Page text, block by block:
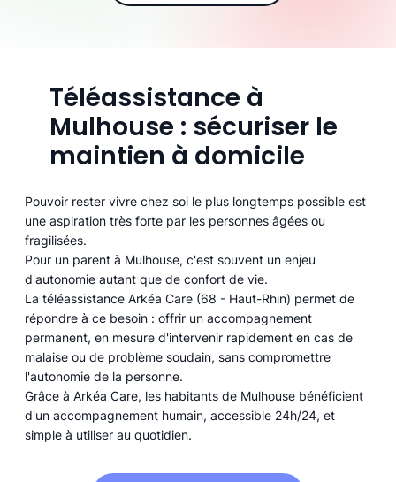
Téléassistance à
Mulhouse : sécuriser le
maintien à domicile
Pouvoir rester vivre chez soi le plus longtemps possible est
une aspiration très forte par les personnes âgées ou
fragilisées.
Pour un parent à Mulhouse, c'est souvent un enjeu
d'autonomie autant que de confort de vie.
La téléassistance Arkéa Care (68 - Haut-Rhin) permet de
répondre à ce besoin : offrir un accompagnement
permanent, en mesure d'intervenir rapidement en cas de
malaise ou de problème soudain, sans compromettre
l'autonomie de la personne.
Grâce à Arkéa Care, les habitants de Mulhouse bénéficient
d'un accompagnement humain, accessible 24h/24, et
simple à utiliser au quotidien.